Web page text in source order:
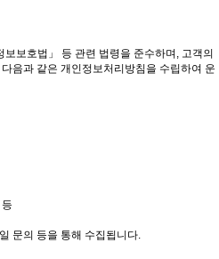
보보호법」 등 관련 법령을 준수하며, 고객의
음과 같은 개인정보처리방침을 수립하여 운
문의 등을 통해 수집됩니다.